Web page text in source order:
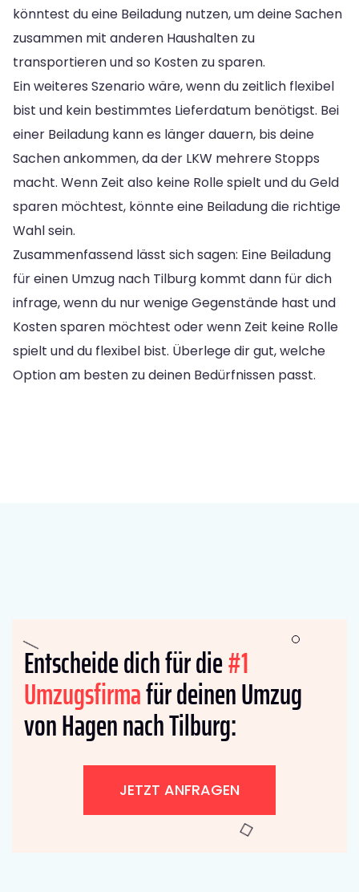
könntest du eine Beiladung nutzen, um deine Sachen
zusammen mit anderen Haushalten zu
transportieren und so Kosten zu sparen.
Ein weiteres Szenario wäre, wenn du zeitlich flexibel
bist und kein bestimmtes Lieferdatum benötigst. Bei
einer Beiladung kann es länger dauern, bis deine
Sachen ankommen, da der LKW mehrere Stopps
macht. Wenn Zeit also keine Rolle spielt und du Geld
sparen möchtest, könnte eine Beiladung die richtige
Wahl sein.
Zusammenfassend lässt sich sagen: Eine Beiladung
für einen Umzug nach Tilburg kommt dann für dich
infrage, wenn du nur wenige Gegenstände hast und
Kosten sparen möchtest oder wenn Zeit keine Rolle
spielt und du flexibel bist. Überlege dir gut, welche
Option am besten zu deinen Bedürfnissen passt.
Entscheide dich für die#1
Umzugsfirmafür deinen Umzug
von Hagen nach Tilburg:
JETZT ANFRAGEN